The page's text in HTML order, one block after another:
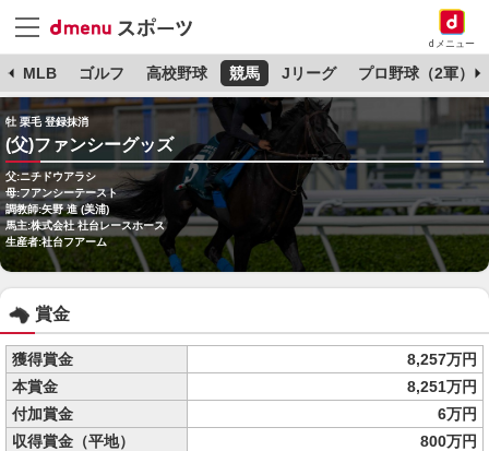
dメニュー
MLB ゴルフ 高校野球 競馬 Jリーグ プロ野球（2軍）
牡 栗毛 登録抹消
(父)ファンシーグッズ
父:ニチドウアラシ
母:フアンシーテースト
調教師:矢野 進 (美浦)
馬主:株式会社 社台レースホース
生産者:社台フアーム
賞金
獲得賞金
8,257万円
本賞金
8,251万円
付加賞金
6万円
収得賞金（平地）
800万円